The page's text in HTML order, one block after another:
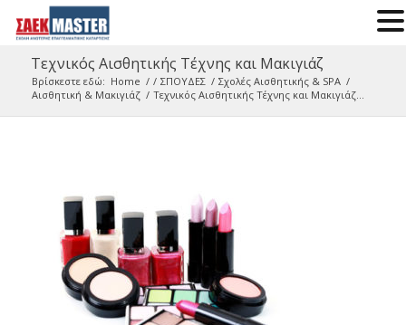
Τεχνικός Αισθητικής Τέχνης και Μακιγιάζ
Βρίσκεστε εδώ: Home / / ΣΠΟΥΔΕΣ / Σχολές Αισθητικής & SPA /
Αισθητική & Μακιγιάζ / Τεχνικός Αισθητικής Τέχνης και Μακιγιάζ...